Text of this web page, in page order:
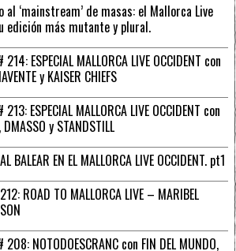
‘mainstream’ de masas: el Mallorca Live
edición más mutante y plural.
214: ESPECIAL MALLORCA LIVE OCCIDENT con
y KAISER CHIEFS
213: ESPECIAL MALLORCA LIVE OCCIDENT con
y STANDSTILL
BALEAR EN EL MALLORCA LIVE OCCIDENT. pt1
ROAD TO MALLORCA LIVE – MARIBEL
208: NOTODOESCRANC con FIN DEL MUNDO,